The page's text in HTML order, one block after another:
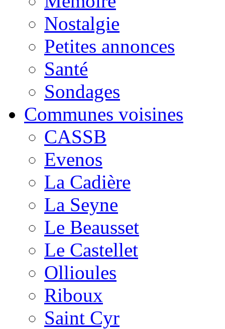
Nostalgie
Petites annonces
Santé
Sondages
Communes voisines
CASSB
Evenos
La Cadière
La Seyne
Le Beausset
Le Castellet
Ollioules
Riboux
Saint Cyr